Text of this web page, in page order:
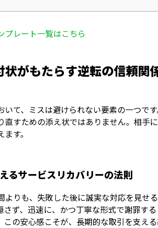
プレート一覧はこちら
状がもたらす逆転の信頼関
いて、ミスは避けられない要素の一つで
直すための添え状ではありません。相手
す。
るサービスリカバリーの法則
よりも、失敗した後に誠実な対応を見せ
さず、迅速に、かつ丁寧な形式で謝罪す
この安心感こそが、長期的な取引を支え